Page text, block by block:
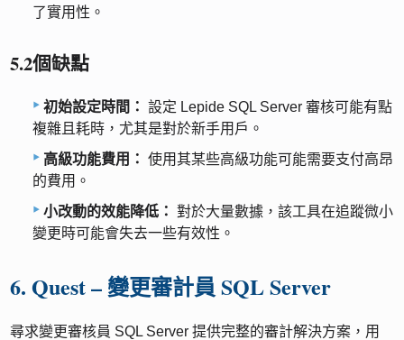
了實用性。
5.2個缺點
初始設定時間： 設定 Lepide SQL Server 審核可能有點
複雜且耗時，尤其是對於新手用戶。
高級功能費用： 使用其某些高級功能可能需要支付高昂
的費用。
小改動的效能降低： 對於大量數據，該工具在追蹤微小
變更時可能會失去一些有效性。
6. Quest – 變更審計員 SQL Server
尋求變更審核員 SQL Server 提供完整的審計解決方案，用